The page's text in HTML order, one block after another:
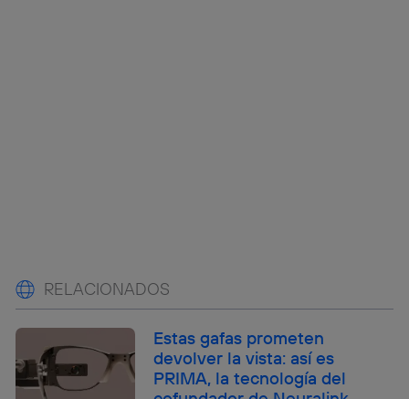
RELACIONADOS
Estas gafas prometen
devolver la vista: así es
PRIMA, la tecnología del